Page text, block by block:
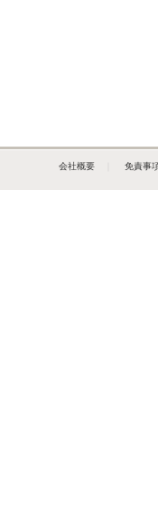
会社概要 免責事